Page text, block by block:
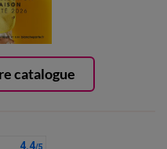
catalogue